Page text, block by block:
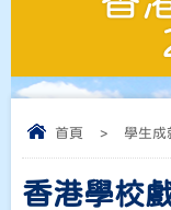
首頁 > 學生成
香港學校